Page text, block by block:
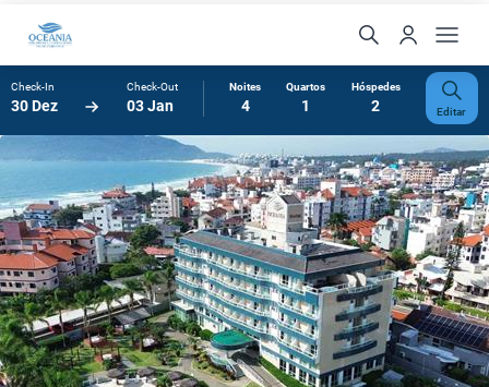
Check-In
30 Dez
Check-Out
03 Jan
Noites
4
Quartos
1
Hóspedes
2 Editar